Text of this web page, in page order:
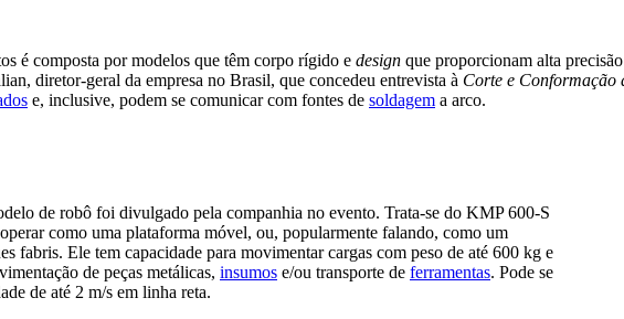
é composta por modelos que têm corpo rígido e design que proporcionam alta
diretor-geral da empresa no Brasil, que concedeu entrevista à Corte e Conformação
e, inclusive, podem se comunicar com fontes de soldagem a arco.
de robô foi divulgado pela companhia no evento. Trata-se do KMP 600-S
como uma plataforma móvel, ou, popularmente falando, como um
fabris. Ele tem capacidade para movimentar cargas com peso de até 600 kg e
de peças metálicas, insumos e/ou transporte de ferramentas. Pode se
de até 2 m/s em linha reta.